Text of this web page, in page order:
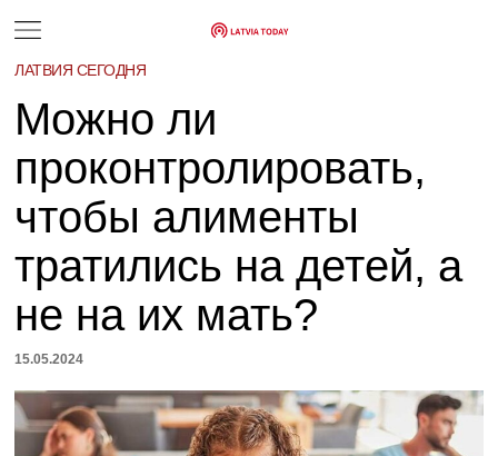
ЛАТВИЯ СЕГОДНЯ
Можно ли
проконтролировать,
чтобы алименты
тратились на детей, а
не на их мать?
15.05.2024